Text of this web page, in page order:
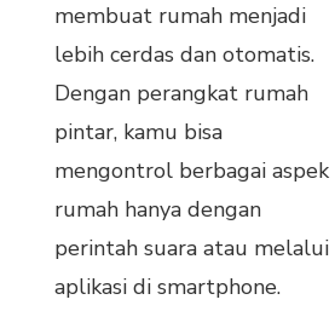
membuat rumah menjadi
lebih cerdas dan otomatis.
Dengan perangkat rumah
pintar, kamu bisa
mengontrol berbagai aspek
rumah hanya dengan
perintah suara atau melalui
aplikasi di smartphone.